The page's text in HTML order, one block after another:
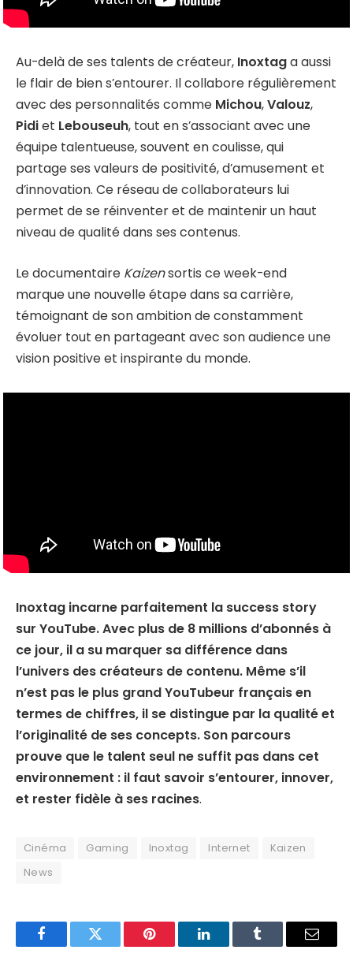
Au-delà de ses talents de créateur, Inoxtaga aussi
le flair de bien s’entourer. Il collabore régulièrement
avec des personnalités comme Michou,Valouz,
Pidiet Lebouseuh, tout en s’associant avec une
équipe talentueuse, souvent en coulisse, qui
partage ses valeurs de positivité, d’amusement et
d’innovation. Ce réseau de collaborateurs lui
permet de se réinventer et de maintenir un haut
niveau de qualité dans ses contenus.
Le documentaire Kaizensortis ce week-end
marque une nouvelle étape dans sa carrière,
témoignant de son ambition de constamment
évoluer tout en partageant avec son audience une
vision positive et inspirante du monde.
Inoxtag incarne parfaitement la success story
sur YouTube. Avec plus de 8 millions d’abonnés à
ce jour, il a su marquer sa différence dans
l’univers des créateurs de contenu. Même s’il
n’est pas le plus grand YouTubeur français en
termes de chiffres, il se distingue par la qualité et
l’originalité de ses concepts. Son parcours
prouve que le talent seul ne suffit pas dans cet
environnement : il faut savoir s’entourer, innover,
et rester fidèle à ses racines.
Cinéma Gaming Inoxtag Internet
Kaizen
News
FacebookTwitter Pinterest LinkedInTumblr Email